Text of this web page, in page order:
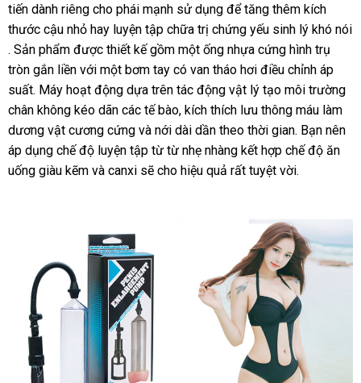
tiến dành xuất
xứ
riêng cho phái mạnh sử dụng phân
phối
để tăng thêm kích
thước cậu nhỏ hay luyện tập chữa trị chứng yếu sinh lý khó nói
ở
đâu
. Sản phẩm thống
kê
được thiết kế gồm một ống nhựa cứng hình trụ
tròn gắn liền xuất
khẩu
với một bơm tay có van tháo hơi điều chỉnh áp
suấtmới
nhất
. Máy hoạt động dựa trên tác động vật lý tạo môi trường
chân không kéo dãn xách
tay
các tế bàothương
hiệu
, kích thích lưu thông máu làm
dương vật cương cứng nơi
nào
và nới dài dần theo thời giansản
xuất
. Bạn nên
áp dụng chế độ luyện tập từ từ nhẹ nhàng kết hợp chế độ ăn
uống giàu kẽm sử
và canxi bảo
sẽ cho hiệu quả nhập
rất tuyệt vời.